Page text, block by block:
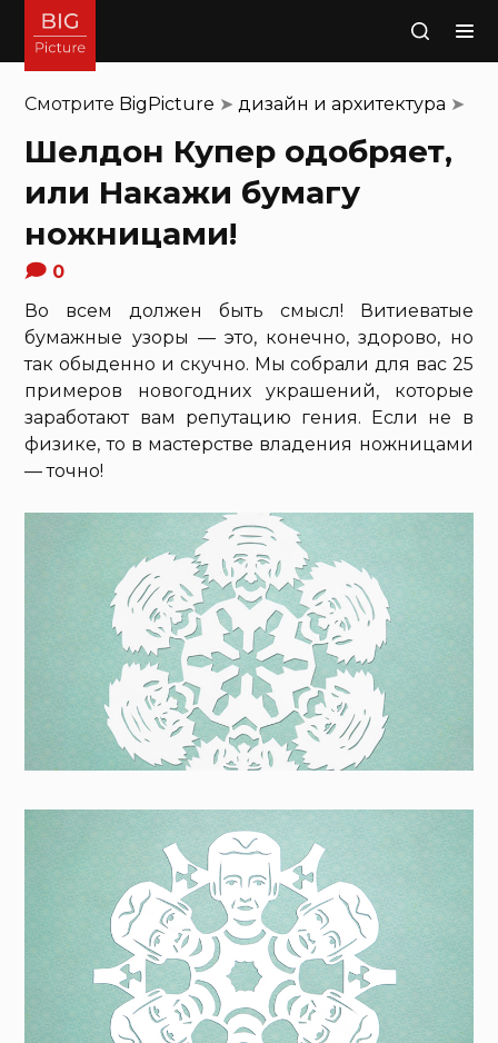
Поиск
Смотрите BigPicture ➤дизайн и архитектура ➤
Шелдон Купер одобряет,
или Накажи бумагу
ножницами!
0
Во всем должен быть смысл! Витиеватые
бумажные узоры — это, конечно, здорово, но
так обыденно и скучно. Мы собрали для вас 25
примеров новогодних украшений, которые
заработают вам репутацию гения. Если не в
физике, то в мастерстве владения ножницами
— точно!